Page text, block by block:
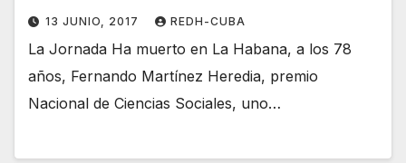
13 JUNIO, 2017 REDH-CUBA
La Jornada Ha muerto en La Habana, a los 78
años, Fernando Martínez Heredia, premio
Nacional de Ciencias Sociales, uno…